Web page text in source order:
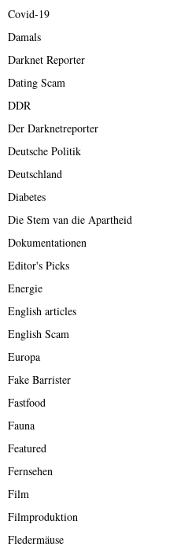
Covid-19
Damals
Darknet Reporter
Dating Scam
DDR
Der Darknetreporter
Deutsche Politik
Deutschland
Diabetes
Die Stem van die Apartheid
Dokumentationen
Editor's Picks
Energie
English articles
English Scam
Europa
Fake Barrister
Fastfood
Fauna
Featured
Fernsehen
Film
Filmproduktion
Fledermäuse